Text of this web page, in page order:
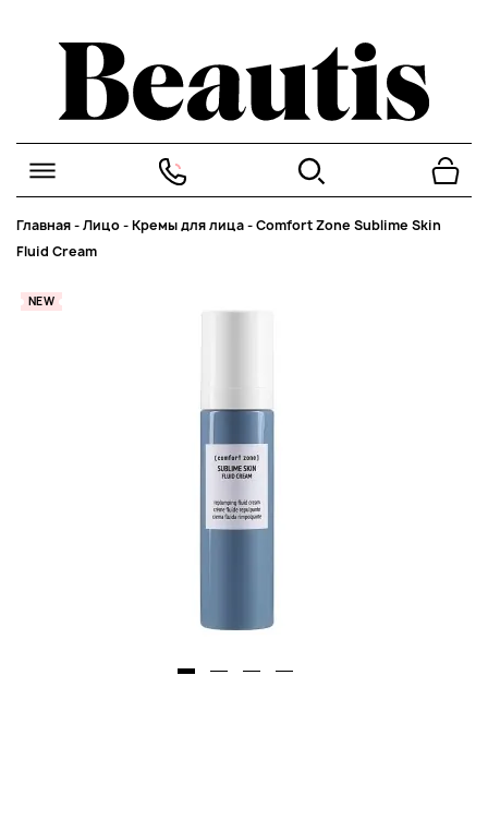
Главная-Лицо-Кремы для лица-Comfort Zone Sublime Skin
Fluid Cream
NEW